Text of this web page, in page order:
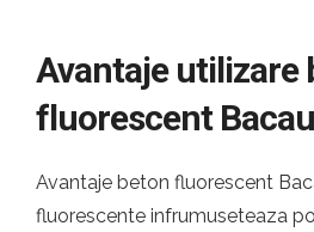
Avantaje utilizare
fluorescent Bacau
Avantaje beton fluorescent
fluorescente infrumuseteaza